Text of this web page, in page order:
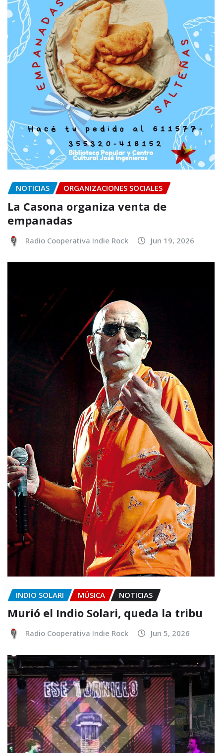
NOTICIAS ORGANIZACIONES SOCIALES
La Casona organiza venta de
empanadas
Radio Cooperativa Indie Rock Jun 19, 2026
INDIO SOLARI MÚSICA NOTICIAS
Murió el Indio Solari, queda la tribu
Radio Cooperativa Indie Rock Jun 5, 2026